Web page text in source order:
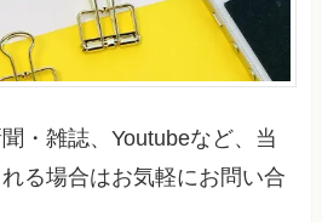
・雑誌、Youtubeなど、当
る場合はお気軽にお問い合